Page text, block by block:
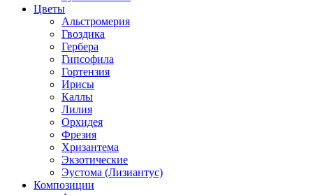
Цветы
Альстромерия
Гвоздика
Гербера
Гипсофила
Гортензия
Ирисы
Каллы
Лилия
Орхидея
Фрезия
Хризантема
Экзотические
Эустома (Лизиантус)
Композиции